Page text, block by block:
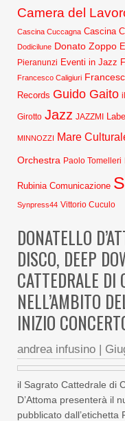
Camera del
Cascina Cuccagna Cascina
Dodicilune Donato Zoppo
Pieranunzi Eventi in Jazz
Francesco Caligiuri
Records Guido Gaito
Girotto Jazz JAZZMI
MINNOZZI Mare
Orchestra Paolo Tomelleri
Rubinia Comunicazione
Synpress44 Vittorio Cuculo
DONATELLO
DISCO, DEEP
CATTEDRALE DI
NELL’AMBITO
INIZIO
andrea infusino |
il Sagrato Cattedrale di
D’Attoma presenterà il
pubblicato